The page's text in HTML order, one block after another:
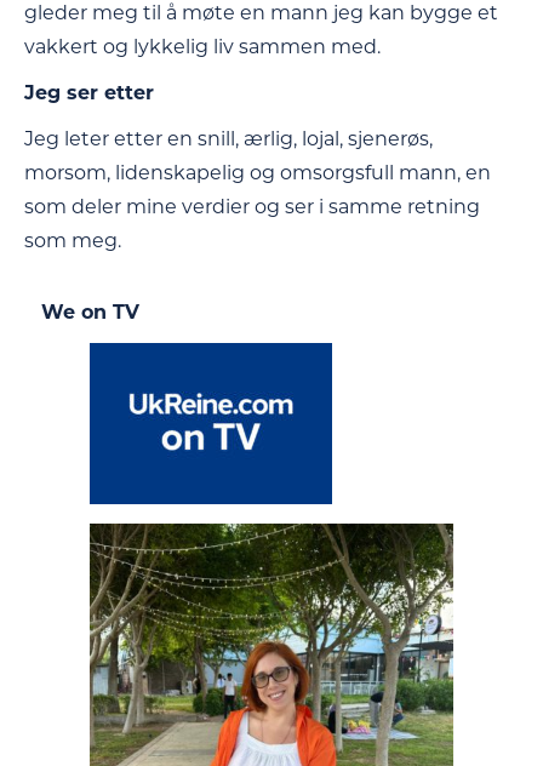
gleder meg til å møte en mann jeg kan bygge et
vakkert og lykkelig liv sammen med.
Jeg ser etter
Jeg leter etter en snill, ærlig, lojal, sjenerøs,
morsom, lidenskapelig og omsorgsfull mann, en
som deler mine verdier og ser i samme retning
som meg.
We on TV